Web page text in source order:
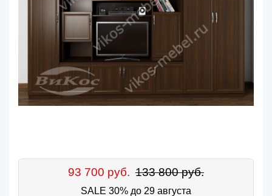
93 700 руб. 133 800 руб.
SALE 30% до 29 августа